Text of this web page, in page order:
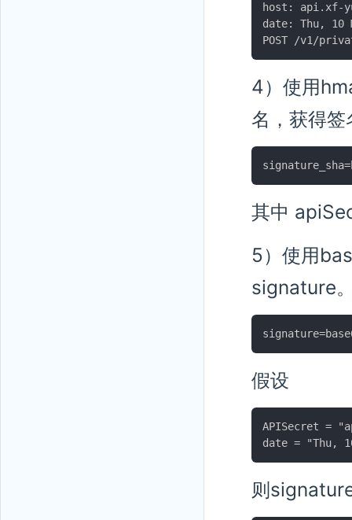
host: api.xf-
date: Thu, 10
4）使用
名，获得
其中
5）使用
signature
假设
APISecret =
则